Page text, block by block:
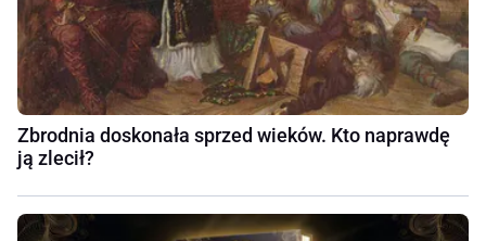
Zbrodnia doskonała sprzed wieków. Kto naprawdę
ją zlecił?